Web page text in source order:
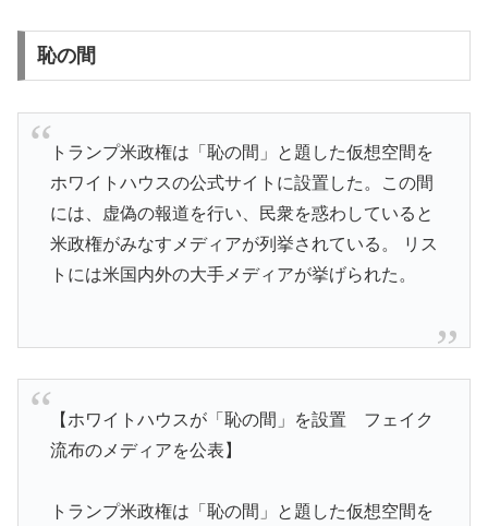
恥の間
トランプ米政権は「恥の間」と題した仮想空間を
ホワイトハウスの公式サイトに設置した。この間
には、虚偽の報道を行い、民衆を惑わしていると
米政権がみなすメディアが列挙されている。 リス
トには米国内外の大手メディアが挙げられた。
【ホワイトハウスが「恥の間」を設置 フェイク
流布のメディアを公表】
トランプ米政権は「恥の間」と題した仮想空間を